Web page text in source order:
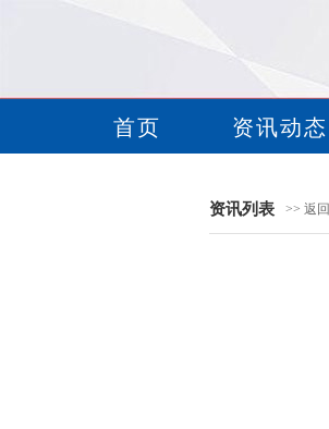
首页 资讯动态
资讯列表 >> 返回